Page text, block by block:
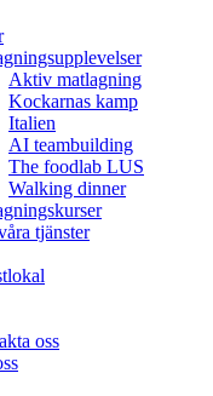
Aktiv matlagning
Kockarnas kamp
Italien
AI teambuilding
The foodlab LUS
Walking dinner
tjänster
oss